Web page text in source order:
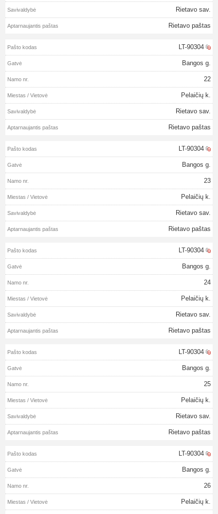
Rietavo sav.
Rietavo paštas
LT-90304
Bangos g.
22
Pelaičių k.
Rietavo sav.
Rietavo paštas
LT-90304
Bangos g.
23
Pelaičių k.
Rietavo sav.
Rietavo paštas
LT-90304
Bangos g.
24
Pelaičių k.
Rietavo sav.
Rietavo paštas
LT-90304
Bangos g.
25
Pelaičių k.
Rietavo sav.
Rietavo paštas
LT-90304
Bangos g.
26
Pelaičių k.